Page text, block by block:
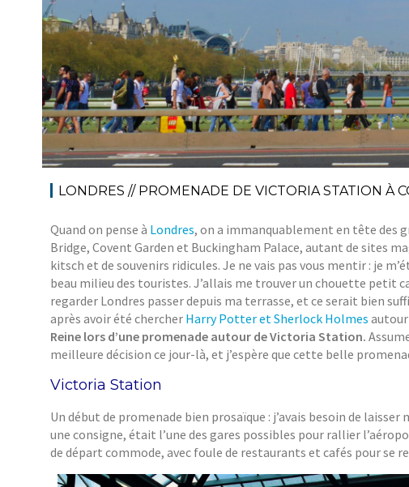
LONDRES // PROMENADE DE VICTORIA STATION À
Quand on pense à Londres, on a immanquablement en tête des
Bridge, Covent Garden et Buckingham Palace, autant de sites
kitsch et de souvenirs ridicules. Je ne vais pas vous mentir : je
beau milieu des touristes. J’allais me trouver un chouette petit
regarder Londres passer depuis ma terrasse, et ce serait bien
après avoir été chercher Harry Potter et Sherlock Holmes autour
Reine lors d’une promenade autour de Victoria Station.
meilleure décision ce jour-là, et j’espère que cette belle
Victoria Station
Un début de promenade bien prosaïque : j’avais besoin de
une consigne, était l’une des gares possibles pour rallier
de départ commode, avec foule de restaurants et cafés pour se